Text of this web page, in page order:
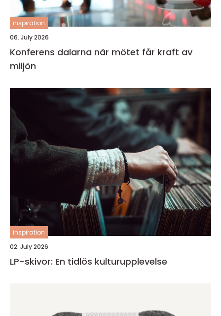
inspiration
06. July 2026
Konferens dalarna när mötet får kraft av
miljön
inspiration
02. July 2026
LP-skivor: En tidlös kulturupplevelse